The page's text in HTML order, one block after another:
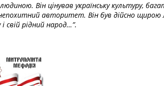
Він цінував українську культуру,
авторитет. Він був дійсно
свій рідний народ…”.